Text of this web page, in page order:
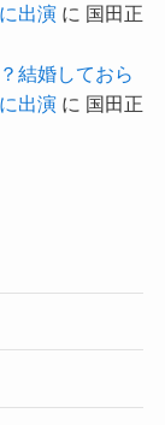
出演に 国田正
結婚しておら
出演に 国田正